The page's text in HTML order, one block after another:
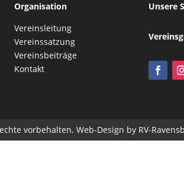
Organisation
Vereinsleitung
Vereinssatzung
Vereinsbeiträge
Kontakt
Unsere
vorbehalten. Web-Design by RV-